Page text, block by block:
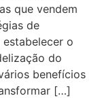
que vendem
de
o
do
benefícios
[…]